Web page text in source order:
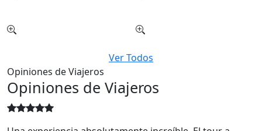
Ver Todos
Opiniones de Viajeros
Opiniones de Viajeros
Una experiencia absolutamente increíble. El tour a
Machu Picchu superó todas nuestras expectativas.
Nuestro guía Carlos fue excepcional, lleno de